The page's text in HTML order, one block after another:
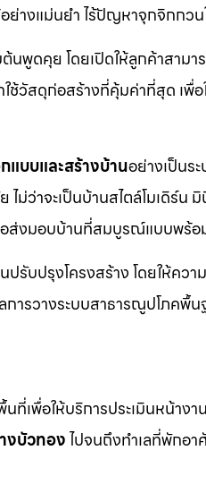
ย่างแม่นยำ ไร้ปัญหาจุกจิกกวน
นพูดคุย โดยเปิดให้ลูกค้าสามา
ช้วัสดุก่อสร้างที่คุ้มค่าที่สุด เ
แบบและสร้างบ้านอย่างเป็นร
ว่าจะเป็นบ้านสไตล์โมเดิร์น
ส่งมอบบ้านที่สมบูรณ์แบบพร้อ
ปรับปรุงโครงสร้าง โดยให้คว
รวางระบบสาธารณูปโภคพื้น
ที่เพื่อให้บริการประเมินหน้าง
งบัวทองไปจนถึงทำเลที่พักอา